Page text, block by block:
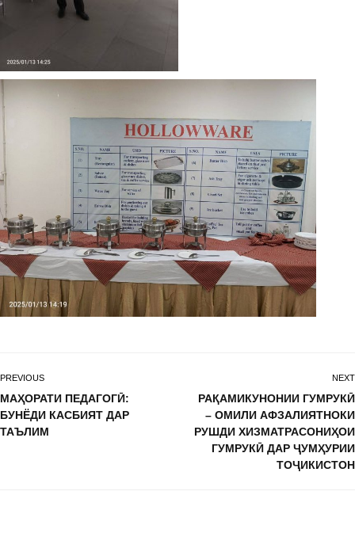
PREVIOUS
МАҲОРАТИ ПЕДАГОГӢ:
БУНЁДИ КАСБИЯТ ДАР
ТАЪЛИМ
NEXT
РАҚАМИКУНОНИИ ГУМРУКӢ
– ОМИЛИ АФЗАЛИЯТНОКИ
РУШДИ ХИЗМАТРАСОНИҲОИ
ГУМРУКӢ ДАР ҶУМҲУРИИ
ТОҶИКИСТОН